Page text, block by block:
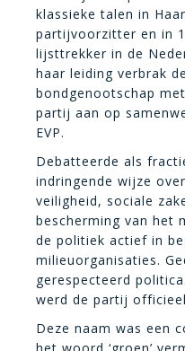
klassieke talen in
partijvoorzitter en in
lijsttrekker in de
haar leiding verbrak
bondgenootschap
partij aan op
EVP.
Debatteerde als
indringende wijze
veiligheid, sociale
bescherming van het
de politiek actief in
milieuorganisaties.
gerespecteerd
werd de partij
Deze naam was een